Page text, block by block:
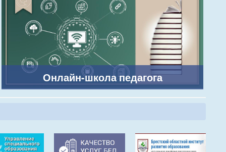
Онлайн-школа педагога